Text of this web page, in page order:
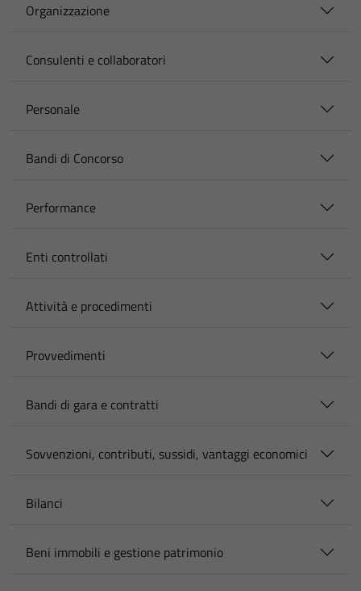
Organizzazione
Consulenti e collaboratori
Personale
Bandi di Concorso
Performance
Enti controllati
Attività e procedimenti
Provvedimenti
Bandi di gara e contratti
Sovvenzioni, contributi, sussidi, vantaggi economici
Bilanci
Beni immobili e gestione patrimonio